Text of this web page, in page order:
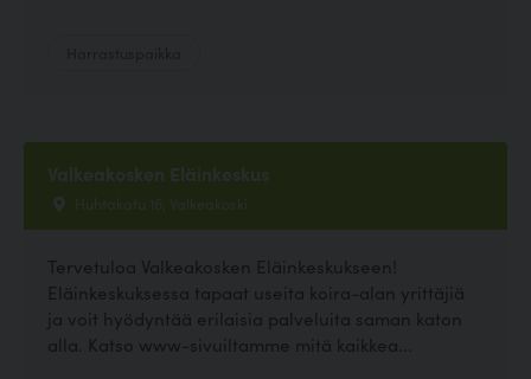
Valkeakosken Eläinkeskus
Huhtakatu 16, Valkeakoski
Tervetuloa Valkeakosken Eläinkeskukseen!
Eläinkeskuksessa tapaat useita koira-alan yrittäjiä
ja voit hyödyntää erilaisia palveluita saman katon
alla. Katso www-sivuiltamme mitä kaikkea...